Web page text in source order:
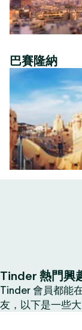
巴賽隆納
Tinder 熱門興
Tinder 會員都能
友，以下是一些